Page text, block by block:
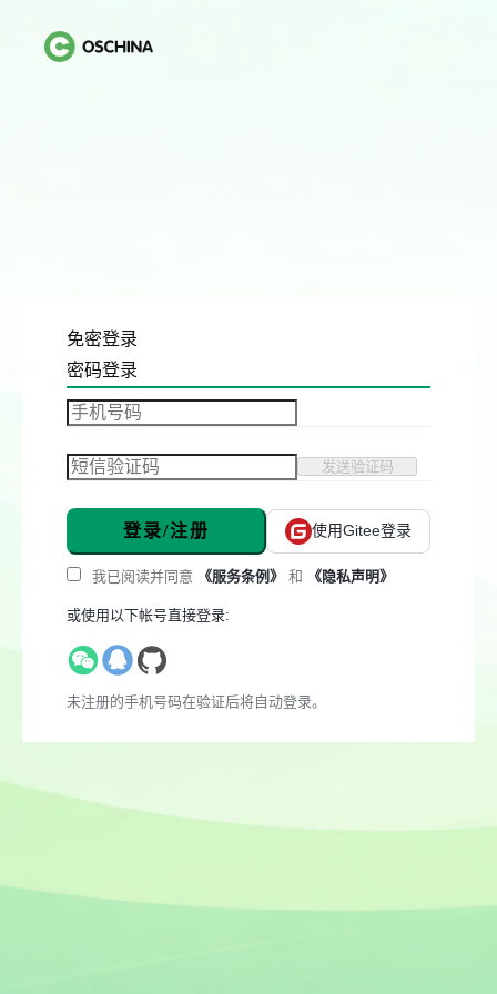
免密登录
密码登录
发送验证码
登录/注册 使用Gitee登录
我已阅读并同意 《服务条例》 和 《隐私声明》
或使用以下帐号直接登录:
未注册的手机号码在验证后将自动登录。